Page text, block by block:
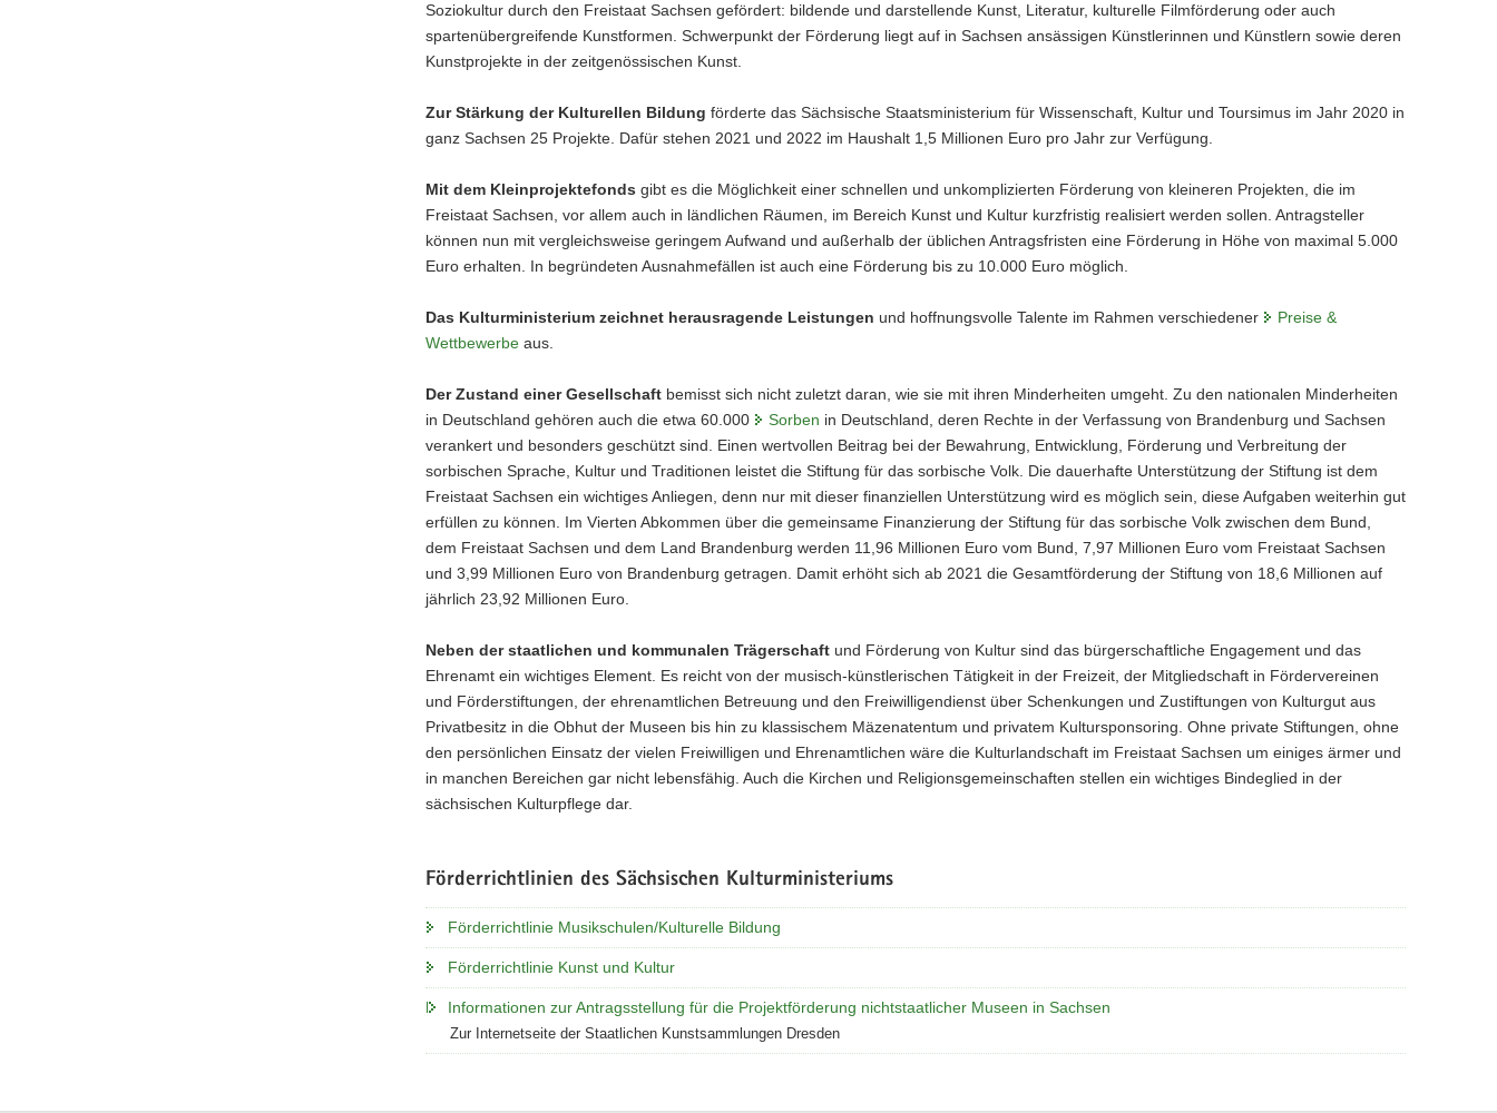
Soziokultur durch den Freistaat Sachsen gefördert: bildende und darstellende Kunst, Literatur, kulturelle Filmförderung oder auch
spartenübergreifende Kunstformen. Schwerpunkt der Förderung liegt auf in Sachsen ansässigen Künstlerinnen und Künstlern sowie deren
Kunstprojekte in der zeitgenössischen Kunst.
Zur Stärkung der Kulturellen Bildung förderte das Sächsische Staatsministerium für Wissenschaft, Kultur und Toursimus im Jahr 2020 in
ganz Sachsen 25 Projekte. Dafür stehen 2021 und 2022 im Haushalt 1,5 Millionen Euro pro Jahr zur Verfügung.
Mit dem Kleinprojektefonds gibt es die Möglichkeit einer schnellen und unkomplizierten Förderung von kleineren Projekten, die im
Freistaat Sachsen, vor allem auch in ländlichen Räumen, im Bereich Kunst und Kultur kurzfristig realisiert werden sollen. Antragsteller
können nun mit vergleichsweise geringem Aufwand und außerhalb der üblichen Antragsfristen eine Förderung in Höhe von maximal 5.000
Euro erhalten. In begründeten Ausnahmefällen ist auch eine Förderung bis zu 10.000 Euro möglich.
Das Kulturministerium zeichnet herausragende Leistungen und hoffnungsvolle Talente im Rahmen verschiedener
Preise &
Wettbewerbe aus.
Der Zustand einer Gesellschaft bemisst sich nicht zuletzt daran, wie sie mit ihren Minderheiten umgeht. Zu den nationalen Minderheiten
in Deutschland gehören auch die etwa 60.000
Sorben in Deutschland, deren Rechte in der Verfassung von Brandenburg und Sachsen
verankert und besonders geschützt sind. Einen wertvollen Beitrag bei der Bewahrung, Entwicklung, Förderung und Verbreitung der
sorbischen Sprache, Kultur und Traditionen leistet die Stiftung für das sorbische Volk. Die dauerhafte Unterstützung der Stiftung ist dem
Freistaat Sachsen ein wichtiges Anliegen, denn nur mit dieser finanziellen Unterstützung wird es möglich sein, diese Aufgaben weiterhin gut
erfüllen zu können. Im Vierten Abkommen über die gemeinsame Finanzierung der Stiftung für das sorbische Volk zwischen dem Bund,
dem Freistaat Sachsen und dem Land Brandenburg werden 11,96 Millionen Euro vom Bund, 7,97 Millionen Euro vom Freistaat Sachsen
und 3,99 Millionen Euro von Brandenburg getragen. Damit erhöht sich ab 2021 die Gesamtförderung der Stiftung von 18,6 Millionen auf
jährlich 23,92 Millionen Euro.
Neben der staatlichen und kommunalen Trägerschaft und Förderung von Kultur sind das bürgerschaftliche Engagement und das
Ehrenamt ein wichtiges Element. Es reicht von der musisch-künstlerischen Tätigkeit in der Freizeit, der Mitgliedschaft in Fördervereinen
und Förderstiftungen, der ehrenamtlichen Betreuung und den Freiwilligendienst über Schenkungen und Zustiftungen von Kulturgut aus
Privatbesitz in die Obhut der Museen bis hin zu klassischem Mäzenatentum und privatem Kultursponsoring. Ohne private Stiftungen, ohne
den persönlichen Einsatz der vielen Freiwilligen und Ehrenamtlichen wäre die Kulturlandschaft im Freistaat Sachsen um einiges ärmer und
in manchen Bereichen gar nicht lebensfähig. Auch die Kirchen und Religionsgemeinschaften stellen ein wichtiges Bindeglied in der
sächsischen Kulturpflege dar.
Förderrichtlinien des Sächsischen Kulturministeriums
Förderrichtlinie Musikschulen/Kulturelle Bildung
Förderrichtlinie Kunst und Kultur
Informationen zur Antragsstellung für die Projektförderung nichtstaatlicher Museen in Sachsen
Zur Internetseite der Staatlichen Kunstsammlungen Dresden